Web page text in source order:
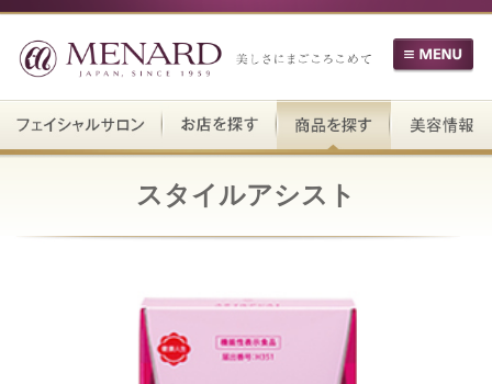
スタイルアシスト